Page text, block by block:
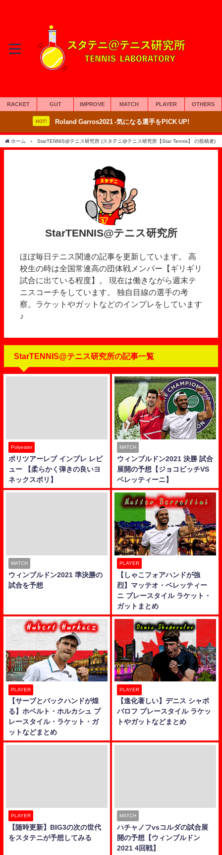
RACKET GUT IMPROVE MATCH PLAYER OTHERS
HOT! Roland Garros2021 -気になる選手をPICK UP!
ホーム StarTENNIS@テニス研究所 (スタテニ@テニス研究所【Star Tennis】 の投稿者)
StarTENNIS@テニス研究所
ほぼ毎日テニス関連の記事を更新しています。 高
校生の時は全国常連高の団体戦メンバー【ギリギリ
試合に出ている程度】。 現在は働きながら週末テ
ニスコーチをしています。 独自目線の選手の考
察。ラケットやガットなどのインプレをしています
♪
StarTENNIS@テニス研究所の記事一覧
Polyester
ポリツアーレブ インプレ レビ
ュー 【柔らかく弾きの良いヨ
ネックスポリ】
MATCH
ウィンブルドン2021 決勝 試合
展開の予想【ジョコビッチVS
ベレッティーニ】
MATCH
ウィンブルドン2021 準決勝の
試合を予想
PLAYER
【しゃこフォアハンドが強
烈】マッテオ・ベレッティー
ニ プレースタイル ラケット・
ガットまとめ
PLAYER
【サーブとバックハンドが煌
る】ホベルト・ホルカシュ プ
レースタイル・ラケット・ガ
ットなどまとめ
PLAYER
【進化著しい】デニス シャポ
バロフ プレースタイル ラケッ
トやガットなどまとめ
PLAYER
【随時更新】BIG3の次の世代
をスタテニが予想してみる
MATCH
ハチャノフvsコルダの試合展
開の予想【ウィンブルドン
2021 4回戦】